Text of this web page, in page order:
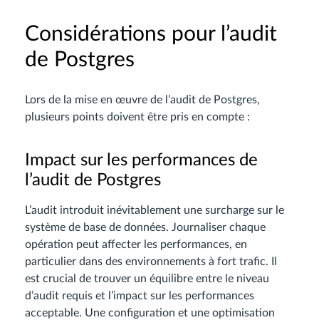
Considérations pour l’audit
de Postgres
Lors de la mise en œuvre de l’audit de Postgres,
plusieurs points doivent être pris en compte :
Impact sur les performances de
l’audit de Postgres
L’audit introduit inévitablement une surcharge sur le
système de base de données. Journaliser chaque
opération peut affecter les performances, en
particulier dans des environnements à fort trafic. Il
est crucial de trouver un équilibre entre le niveau
d’audit requis et l’impact sur les performances
acceptable. Une configuration et une optimisation